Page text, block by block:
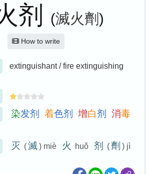
剂 (滅火劑)
How to write
extinguishant / fire extinguishing
染发剂 着色剂 增白剂 消毒
灭 (滅 ) miè 火 huǒ 剂 (劑 ) jì